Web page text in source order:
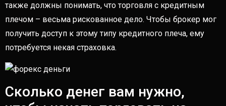
также должны понимать, что торговля с кредитным
плечом – весьма рискованное дело. Чтобы брокер мог
получить доступ к этому типу кредитного плеча, ему
потребуется некая страховка.
Сколько денег вам нужно,